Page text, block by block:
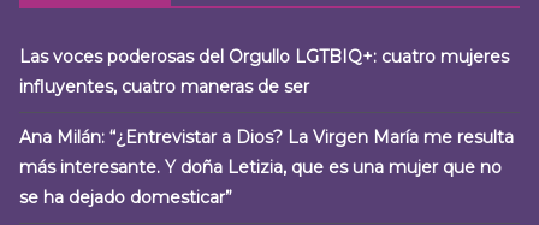
Las voces poderosas del Orgullo LGTBIQ+: cuatro mujeres
influyentes, cuatro maneras de ser
Ana Milán: “¿Entrevistar a Dios? La Virgen María me resulta
más interesante. Y doña Letizia, que es una mujer que no
se ha dejado domesticar”